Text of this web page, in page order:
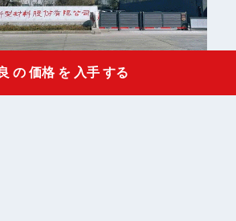
の 価格 を 入手 する
Get a Quote